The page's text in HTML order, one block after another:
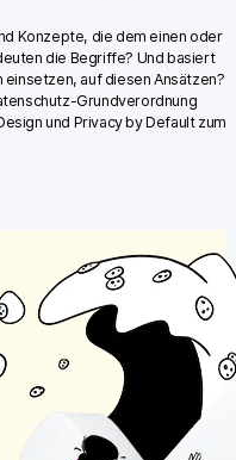
Konzepte, die dem einen oder
die Begriffe? Und basiert
auf diesen Ansätzen?
Grundverordnung
und Privacy by Default zum